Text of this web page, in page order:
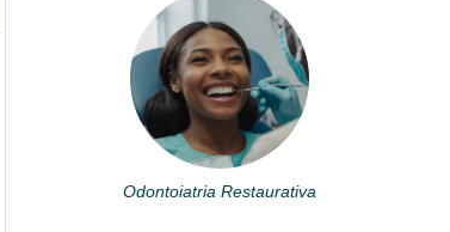
Odontoiatria Restaurativa